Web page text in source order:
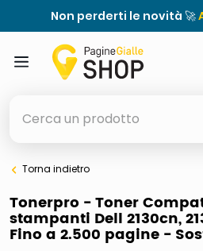
Non perderti le novità 🚀
elenchi telefonici
meme
Torna indietro
Tonerpro - Toner
stampanti Dell 2130cn,
Fino a 2.500 pagine -